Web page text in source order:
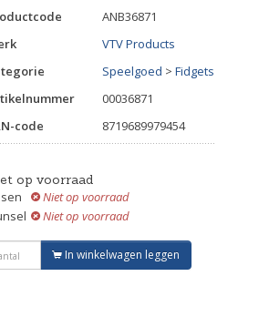
ANB36871
VTV Products
Speelgoed > Fidgets
00036871
code
8719689979454
op voorraad
Niet op voorraad
Niet op voorraad
In winkelwagen leggen